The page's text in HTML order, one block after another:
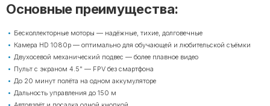
Основные преимущества:
Бесколлекторные моторы — надёжные, тихие, долговечные
Камера HD 1080p — оптимально для обучающей и любительской съёмки
Двухосевой механический подвес — более плавное видео
Пульт с экраном 4.5" — FPV без смартфона
До 20 минут полёта на одном аккумуляторе
Дальность управления до 150 м